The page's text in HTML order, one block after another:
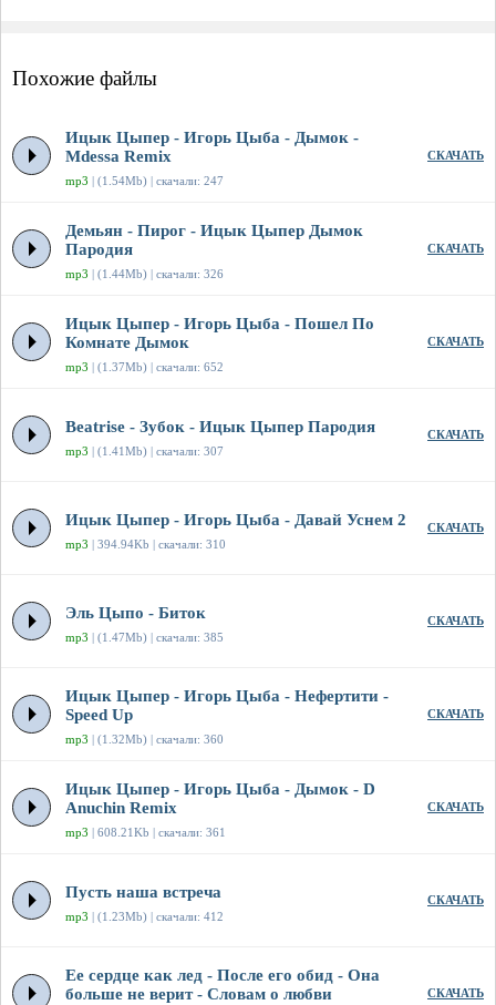
Похожие файлы
Ицык Цыпер - Игорь Цыба - Дымок -
Mdessa Remix
mp3 | (1.54Mb) | скачали: 247
СКАЧАТЬ
Демьян - Пирог - Ицык Цыпер Дымок
Пародия
mp3 | (1.44Mb) | скачали: 326
СКАЧАТЬ
Ицык Цыпер - Игорь Цыба - Пошел По
Комнате Дымок
mp3 | (1.37Mb) | скачали: 652
СКАЧАТЬ
Beatrise - Зубок - Ицык Цыпер Пародия
mp3 | (1.41Mb) | скачали: 307
СКАЧАТЬ
Ицык Цыпер - Игорь Цыба - Давай Уснем 2
mp3 | 394.94Kb | скачали: 310
СКАЧАТЬ
Эль Цыпо - Биток
mp3 | (1.47Mb) | скачали: 385
СКАЧАТЬ
Ицык Цыпер - Игорь Цыба - Нефертити -
Speed Up
mp3 | (1.32Mb) | скачали: 360
СКАЧАТЬ
Ицык Цыпер - Игорь Цыба - Дымок - D
Anuchin Remix
mp3 | 608.21Kb | скачали: 361
СКАЧАТЬ
Пусть наша встреча
mp3 | (1.23Mb) | скачали: 412
СКАЧАТЬ
Ее сердце как лед - После его обид - Она
больше не верит - Словам о любви
СКАЧАТЬ